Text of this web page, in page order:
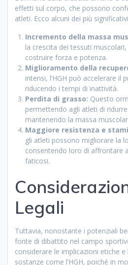
effetti sul corpo, che possono
atleti. Ecco alcuni dei più
Incremento della massa
la crescita dei tessuti
costruire forza e potenza.
Miglioramento della
intensi, l’HGH può accelerare il
riducendo i tempi di inattività.
Perdita di grasso: Questo
permettendo agli atleti di
mantenendo la massa
Maggiore resistenza e
gli atleti possono migliorare la
consentendo loro di affrontare
faticosi.
Legali
Tuttavia, nonostante i potenziali
fonte di dibattito nel campo
considerare le implicazioni etiche e
sostanze come l’HGH, poiché in